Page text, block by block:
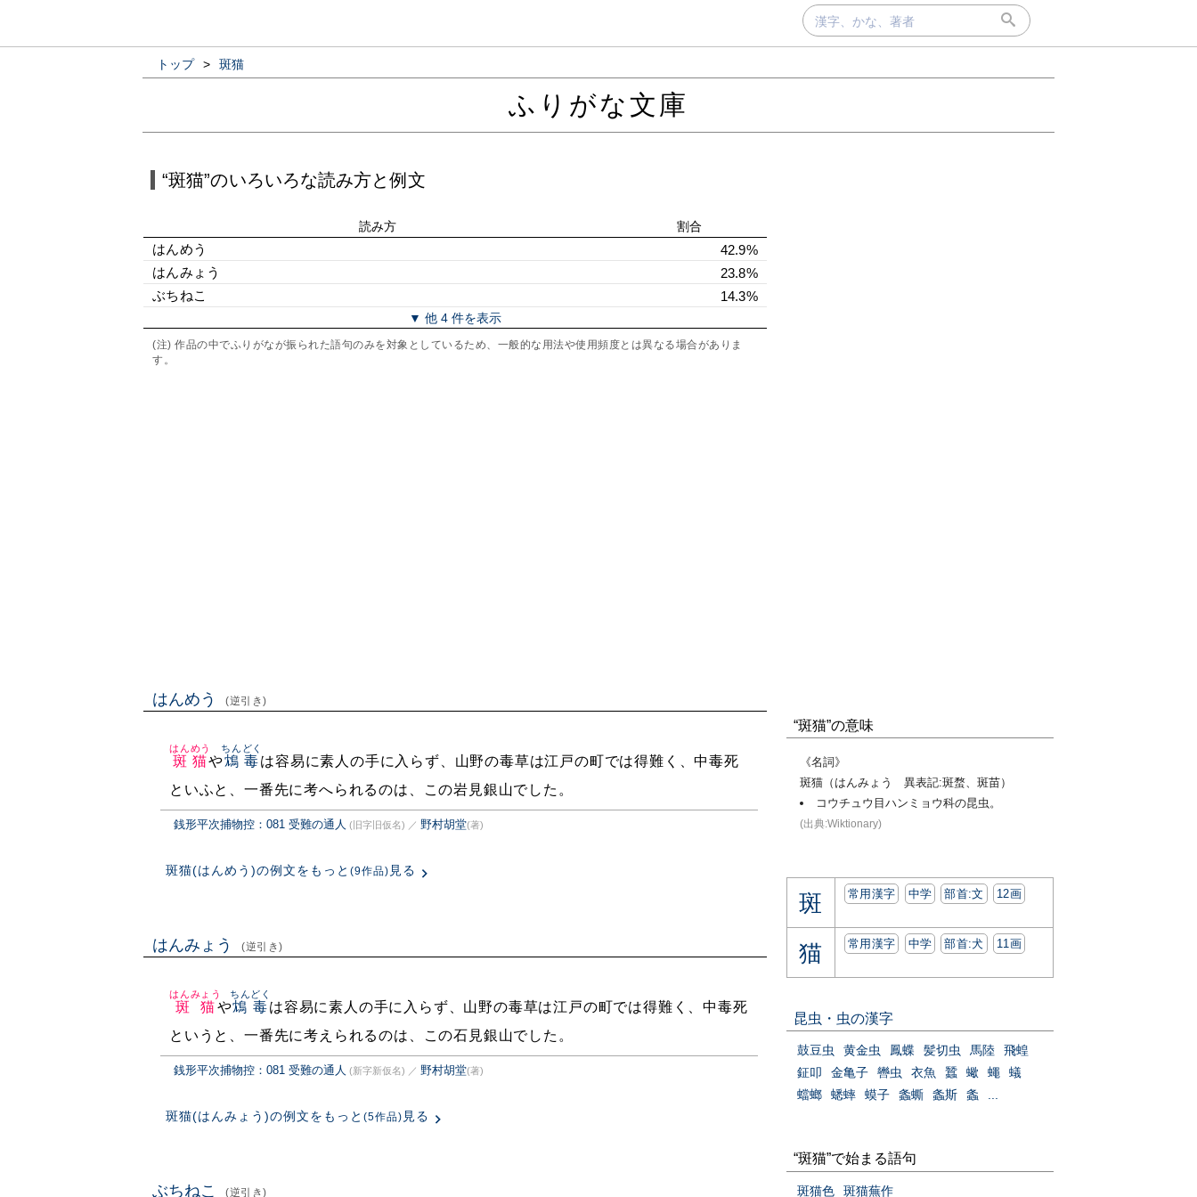
トップ > 斑猫
ふりがな文庫
“斑猫”のいろいろな読み方と例文
読み方 割合
はんめう
42.9%
はんみょう
23.8%
ぶちねこ
14.3%
▼ 他 4 件を表示
(注) 作品の中でふりがなが振られた語句のみを対象としているため、一般的な用法や使用頻度とは異なる場合がありま
す。
はんめう (逆引き)
斑猫
はんめう
や鴆毒
ちんどく
は容易に素人の手に入らず、山野の毒草は江戸の町では得難く、中毒死
といふと、一番先に考へられるのは、この岩見銀山でした。
銭形平次捕物控：081 受難の通人 (旧字旧仮名) ／ 野村胡堂(著)
斑猫(はんめう)の例文をもっと (9作品) 見る
はんみょう (逆引き)
斑猫
はんみょう
や鴆毒
ちんどく
は容易に素人の手に入らず、山野の毒草は江戸の町では得難く、中毒死
というと、一番先に考えられるのは、この石見銀山でした。
銭形平次捕物控：081 受難の通人 (新字新仮名) ／ 野村胡堂(著)
斑猫(はんみょう)の例文をもっと (5作品) 見る
ぶちねこ (逆引き)
“斑猫”の意味
《名詞》
斑猫（はんみょう 異表記:斑蝥、斑苗）
コウチュウ目ハンミョウ科の昆虫。
(出典:Wiktionary)
斑 常用漢字 中学 部首:⽂ 12画
猫 常用漢字 中学 部首:⽝ 11画
昆虫・虫の漢字
鼓豆虫 黄金虫 鳳蝶 髪切虫 馬陸
飛蝗
鉦叩
金亀子 轡虫 衣魚 蠶 蠍 蠅
蟻
蟷螂
蟋蟀 蟆子 螽蟖 螽斯 螽 ...
“斑猫”で始まる語句
斑猫色 斑猫蕪作